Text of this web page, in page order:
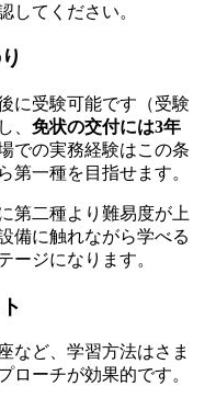
してください。
に受験可能です（受験
、 免状の交付には3年
での実務経験はこの条
第一種を目指せます。
第二種より難易度が上
備に触れながら学べる
ージになります。
など、学習方法はさま
ローチが効果的です。